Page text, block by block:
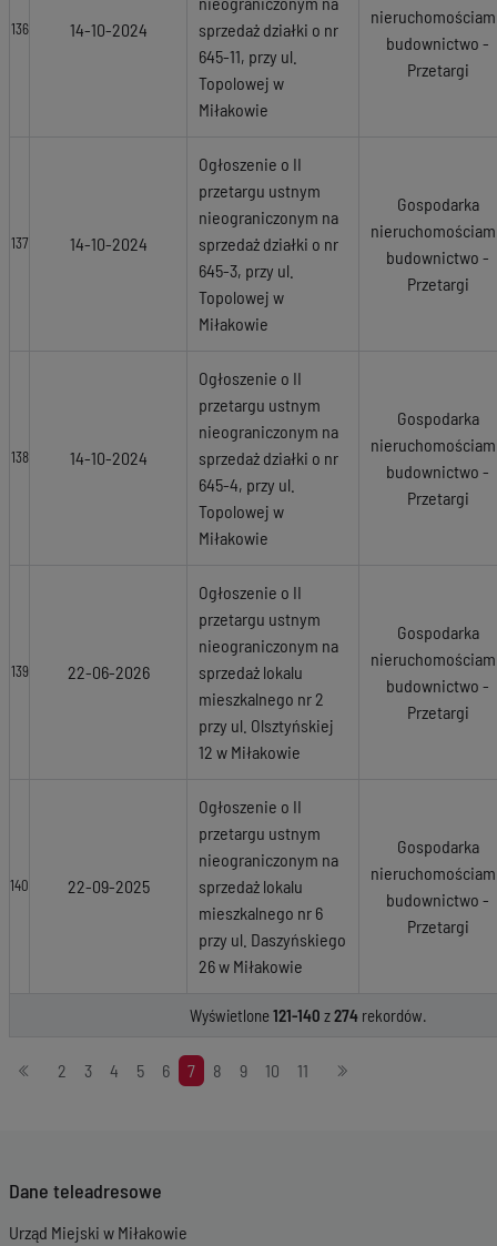
136 14-10-2024
sprzedaż działki o nr
645-11, przy ul.
Topolowej w
Miłakowie
budownictwo -
Przetargi
137 14-10-2024
Ogłoszenie o II
przetargu ustnym
nieograniczonym na
sprzedaż działki o nr
645-3, przy ul.
Topolowej w
Miłakowie
Gospodarka
budownictwo -
Przetargi
138 14-10-2024
Ogłoszenie o II
przetargu ustnym
nieograniczonym na
sprzedaż działki o nr
645-4, przy ul.
Topolowej w
Miłakowie
Gospodarka
budownictwo -
Przetargi
139 22-06-2026
Ogłoszenie o II
przetargu ustnym
nieograniczonym na
sprzedaż lokalu
mieszkalnego nr 2
przy ul. Olsztyńskiej
12 w Miłakowie
Gospodarka
budownictwo -
Przetargi
140 22-09-2025
Ogłoszenie o II
przetargu ustnym
nieograniczonym na
sprzedaż lokalu
mieszkalnego nr 6
przy ul. Daszyńskiego
26 w Miłakowie
Gospodarka
budownictwo -
Przetargi
Wyświetlone121-140 z274 rekordów.
Stronicowanie
2 3 4 5 6 7 8 9 10 11
Dane teleadresowe
Urząd Miejski w Miłakowie